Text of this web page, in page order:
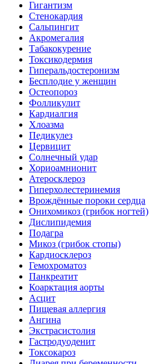
Гигантизм
Стенокардия
Сальпингит
Акромегалия
Табакокурение
Токсикодермия
Гиперальдостеронизм
Бесплодие у женщин
Остеопороз
Фолликулит
Кардиалгия
Хлоазма
Педикулез
Цервицит
Солнечный удар
Хориоамнионит
Атеросклероз
Гиперхолестеринемия
Врождённые пороки сердца
Онихомикоз (грибок ногтей)
Дислипидемия
Подагра
Микоз (грибок стопы)
Кардиосклероз
Гемохроматоз
Панкреатит
Коарктация аорты
Асцит
Пищевая аллергия
Ангина
Экстрасистолия
Гастродуоденит
Токсокароз